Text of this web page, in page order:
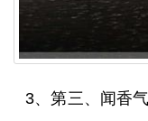
3、第三、闻香